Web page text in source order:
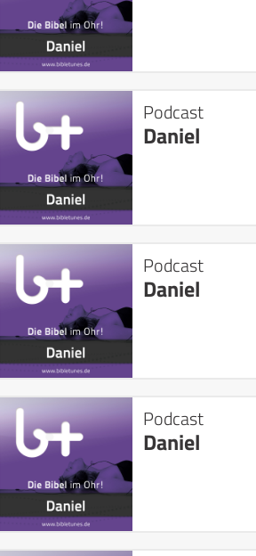
Podcast
Daniel
Podcast
Daniel
Podcast
Daniel